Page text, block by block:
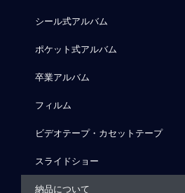
シール式アルバム
ポケット式アルバム
卒業アルバム
フィルム
ビデオテープ・カセットテープ
スライドショー
納品について